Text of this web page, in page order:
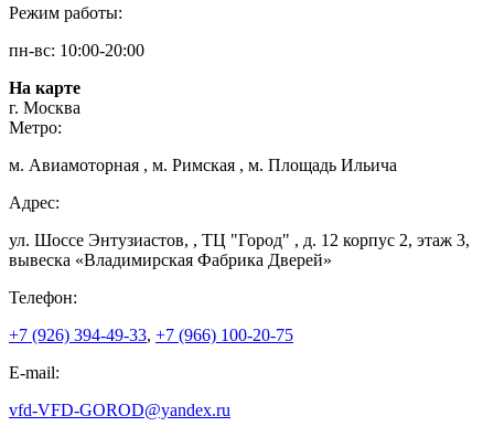
Режим работы:
пн-вс: 10:00-20:00
На карте
г. Москва
Метро:
м. Авиамоторная , м. Римская , м. Площадь Ильича
Адрес:
ул. Шоссе Энтузиастов, , ТЦ "Город" , д. 12 корпус 2, этаж 3,
вывеска «Владимирская Фабрика Дверей»
Телефон:
+7 (926) 394-49-33, +7 (966) 100-20-75
E-mail:
vfd-VFD-GOROD@yandex.ru